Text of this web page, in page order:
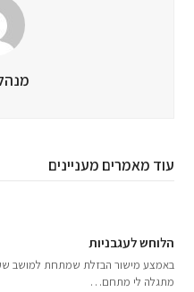
עוד מאמרים מעניינים
הלוחש לעגבניות
באמצע מישור הבזלת שמתחת למושב
מתגלה לי מתחם…